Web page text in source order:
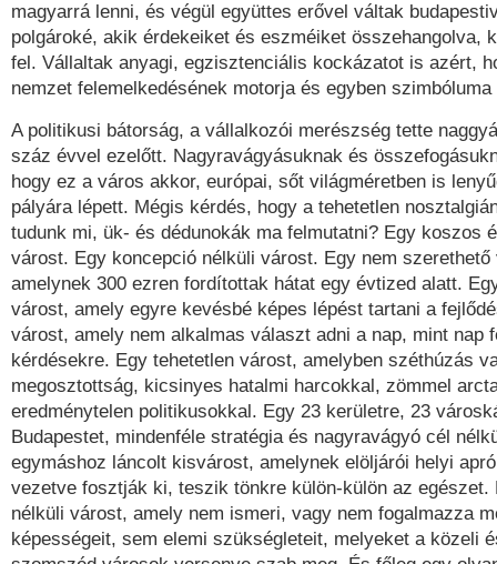
magyarrá lenni, és végül együttes erővel váltak
polgároké, akik érdekeiket és eszméiket összehangolva,
fel. Vállaltak anyagi, egzisztenciális kockázatot is azért,
nemzet felemelkedésének motorja és egyben szimbóluma
A politikusi bátorság, a vállalkozói merészség tette
száz évvel ezelőtt. Nagyravágyásuknak és
hogy ez a város akkor, európai, sőt világméretben is
pályára lépett. Mégis kérdés, hogy a tehetetlen
tudunk mi, ük- és dédunokák ma felmutatni? Egy koszos
várost. Egy koncepció nélküli várost. Egy nem szerethető
amelynek 300 ezren fordítottak hátat egy évtized alatt.
várost, amely egyre kevésbé képes lépést tartani a
várost, amely nem alkalmas választ adni a nap, mint nap
kérdésekre. Egy tehetetlen várost, amelyben széthúzás
megosztottság, kicsinyes hatalmi harcokkal, zömmel
eredménytelen politikusokkal. Egy 23 kerületre, 23
Budapestet, mindenféle stratégia és nagyravágyó cél
egymáshoz láncolt kisvárost, amelynek elöljárói helyi
vezetve fosztják ki, teszik tönkre külön-külön az egészet.
nélküli várost, amely nem ismeri, vagy nem fogalmazza
képességeit, sem elemi szükségleteit, melyeket a közeli